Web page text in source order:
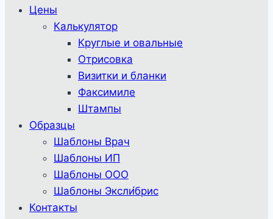
Цены
Калькулятор
Круглые и овальные
Отрисовка
Визитки и бланки
Факсимиле
Штампы
Образцы
Шаблоны Врач
Шаблоны ИП
Шаблоны ООО
Шаблоны Эксли́брис
Контакты